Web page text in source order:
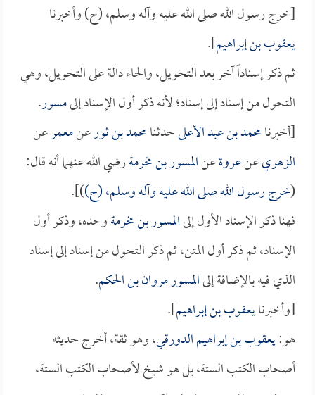
[خرج رسول الله صلى الله عليه وآله وسلم، (ح) وأخبرنا
يعقوب بن إبراهيم].
ثم ذكر إسناداً آخر بعد التحويل، والحاء دالة على التحويل، وهي
التحول من إسناد إلى إسناد؛ لأنه ذكر أول الإسناد إلىمسور.
[أخبرنامحمد بن عبد الأعلىحدثنامحمد بن ثورعنمعمرعن
الزهريعنعروةعنالمسور بن مخرمةرضي الله عنهما أنه قال:
(خرج رسول الله صلى الله عليه وآله وسلم، (ح))].
فهنا ذكر الإسناد الأول إلىالمسور بن مخرمةوحده، وذكر أول
الإسناد، ثم ذكر أول المتن، ثم ذكر التحول من إسناد إلى إسناد
الذي فيه بالإضافة إلىالمسورمروان بن الحكم.
[وأخبرنايعقوب بن إبراهيم].
هو:يعقوب بن إبراهيم الدورقي، وهو ثقة، أخرج حديثه
أصحاب الكتب الستة، بل هو شيخ لأصحاب الكتب الستة،